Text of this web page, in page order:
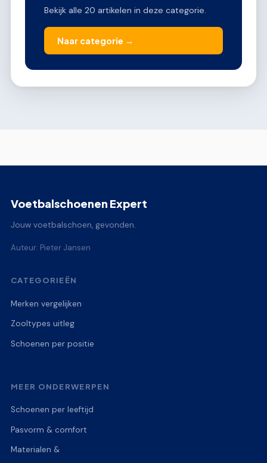
Bekijk alle 20 artikelen in deze categorie.
Naar categorie →
Voetbalschoenen Expert
Jouw voetbalschoen, gevonden.
Auteur: Pieter Jansen
CATEGORIEËN
Merken vergelijken
Zooltypes uitleg
Schoenen per positie
MEER ONDERWERPEN
Schoenen per leeftijd
Pasvorm & comfort
Materialen &